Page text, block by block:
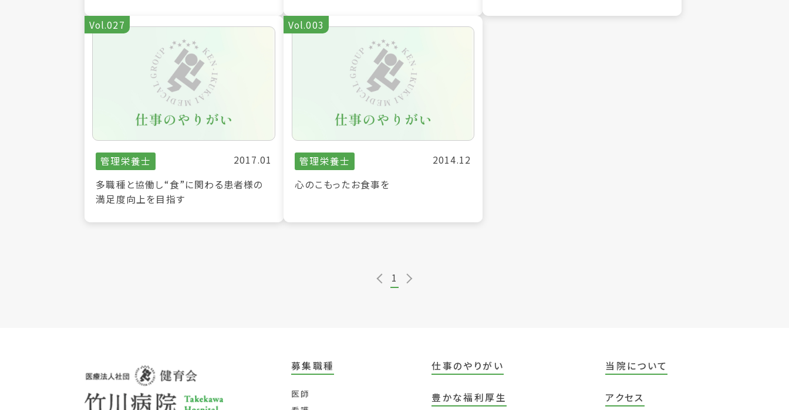
Vol.027
管理栄養士
2017.01
多職種と協働し“食”に関わる患者様の
満足度向上を目指す
Vol.003
管理栄養士
2014.12
心のこもったお食事を
1
募集職種
医師
仕事のやりがい
豊かな福利厚生
当院について
アクセス